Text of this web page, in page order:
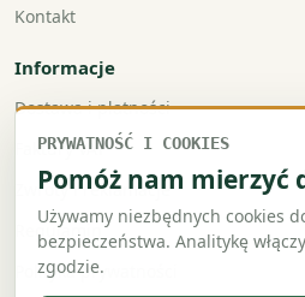
Kontakt
Informacje
Dostawa i płatności
Faktury VAT
Zwroty i reklamacje
Regulamin
Polityka prywatności
PRYWATNOŚĆ I COOKIES
Pomóż nam mierzyć
Używamy niezbędnych cookies
bezpieczeństwa. Analitykę
zgodzie.